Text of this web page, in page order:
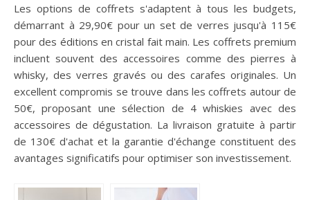
Les options de coffrets s'adaptent à tous les budgets,
démarrant à 29,90€ pour un set de verres jusqu'à 115€
pour des éditions en cristal fait main. Les coffrets premium
incluent souvent des accessoires comme des pierres à
whisky, des verres gravés ou des carafes originales. Un
excellent compromis se trouve dans les coffrets autour de
50€, proposant une sélection de 4 whiskies avec des
accessoires de dégustation. La livraison gratuite à partir
de 130€ d'achat et la garantie d'échange constituent des
avantages significatifs pour optimiser son investissement.